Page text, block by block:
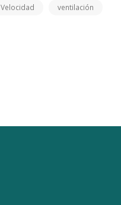
Velocidad ventilación